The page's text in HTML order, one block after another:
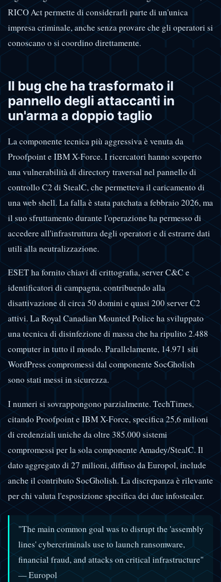
RICO Act permette di considerarli parte di un'unica
impresa criminale, anche senza provare che gli operatori si
conoscano o si coordino direttamente.
Il bug che ha trasformato il
pannello degli attaccanti in
un'arma a doppio taglio
La componente tecnica più aggressiva è venuta da
Proofpoint e IBM X-Force. I ricercatori hanno scoperto
una vulnerabilità di directory traversal nel pannello di
controllo C2 di StealC, che permetteva il caricamento di
una web shell. La falla è stata patchata a febbraio 2026, ma
il suo sfruttamento durante l'operazione ha permesso di
accedere all'infrastruttura degli operatori e di estrarre dati
utili alla neutralizzazione.
ESET ha fornito chiavi di crittografia, server C&C e
identificatori di campagna, contribuendo alla
disattivazione di circa 50 domini e quasi 200 server C2
attivi. La Royal Canadian Mounted Police ha sviluppato
una tecnica di disinfezione di massa che ha ripulito 2.488
computer in tutto il mondo. Parallelamente, 14.971 siti
WordPress compromessi dal componente SocGholish
sono stati messi in sicurezza.
I numeri si sovrappongono parzialmente. TechTimes,
citando Proofpoint e IBM X-Force, specifica 25,6 milioni
di credenziali uniche da oltre 385.000 sistemi
compromessi per la sola componente Amadey/StealC. Il
dato aggregato di 27 milioni, diffuso da Europol, include
anche il contributo SocGholish. La discrepanza è rilevante
per chi valuta l'esposizione specifica dei due infostealer.
"The main common goal was to disrupt the 'assembly
lines' cybercriminals use to launch ransomware,
financial fraud, and attacks on critical infrastructure"
— Europol